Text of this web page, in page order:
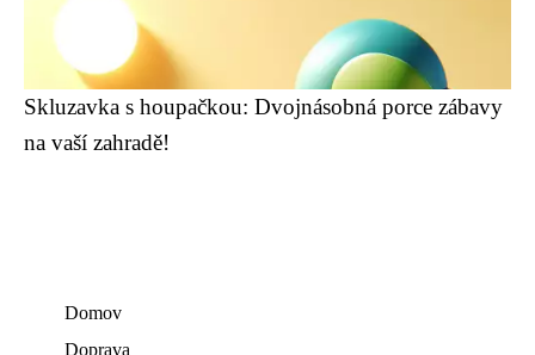
Skluzavka s houpačkou: Dvojnásobná porce zábavy
na vaší zahradě!
Domov
Doprava